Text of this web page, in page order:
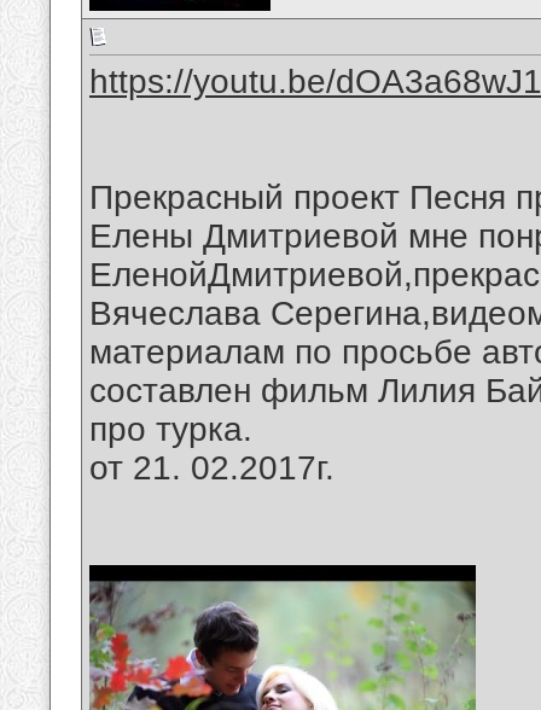
https://youtu.be/
Прекрасный проект Песня
Елены Дмитриевой мне
Вячеслава
материалам по просьбе
составлен фильм Лилия
про турка.
от 21. 02.2017г.